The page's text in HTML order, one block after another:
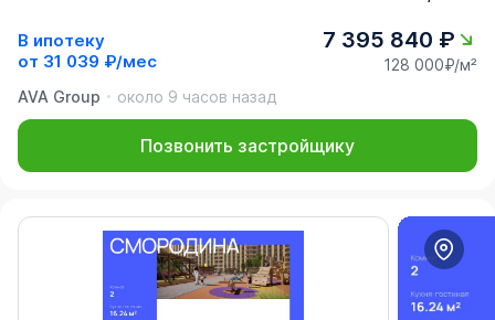
В ипотеку
от 31 039 ₽/мес
7 395 840 ₽
128 000₽/м²
AVA Group
около 9 часов назад
Позвонить застройщику